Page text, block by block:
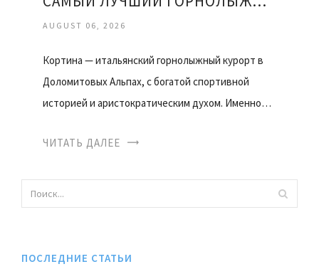
AUGUST 06, 2026
Кортина — итальянский горнолыжный курорт в
Доломитовых Альпах, с богатой спортивной
историей и аристократическим духом. Именно…
ЧИТАТЬ ДАЛЕЕ
ПОСЛЕДНИЕ СТАТЬИ